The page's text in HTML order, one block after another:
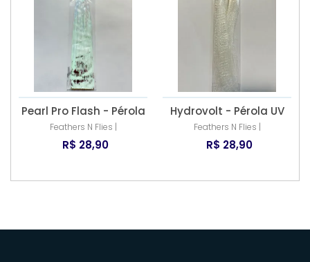
Pearl Pro Flash - Pérola
Feathers N Flies |
R$ 28,90
Hydrovolt - Pérola UV
Feathers N Flies |
R$ 28,90